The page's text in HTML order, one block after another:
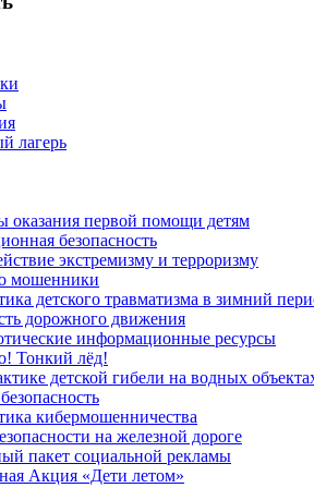
лагерь
оказания первой помощи детям
безопасность
экстремизму и терроризму
мошенники
детского травматизма в зимний
дорожного движения
информационные ресурсы
Тонкий лёд!
детской гибели на водных
кибермошенничества
на железной дороге
пакет социальной рекламы
Акция «Дети летом»